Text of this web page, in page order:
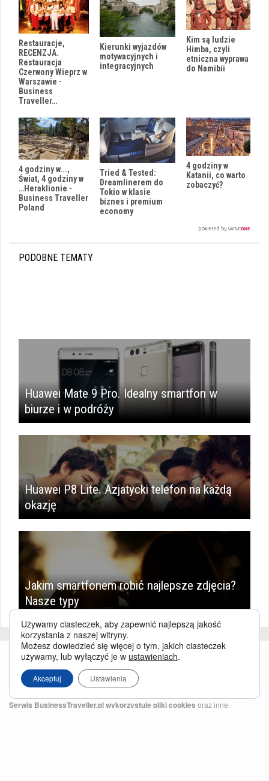
Restauracje,
RECENZJA.
Restauracja
Czerwony Wieprz w
Warszawie -
Business
Traveller…
Kierunki wyjazdów
motywacyjnych i
integracyjnych
Kim są ludzie
Himba, czyli
etniczna wyprawa
do Namibii
4 godziny w...,
Świat, 4 godziny w
…Heraklionie -
Business Traveller
Poland
Tried & Tested:
Dreamlinerem do
Tokio w klasie
biznes i premium
economy
4 godziny w
Katanii, co warto
zobaczyć?
PODOBNE TEMATY
Huawei Mate 9 Pro. Idealny smartfon w
biurze i w podróży
Huawei P8 Lite. Azjatycki telefon na każdą
okazję
Jakim smartfonem robić najlepsze zdjęcia?
Nasze typy
Serwis BusinessTraveller.pl wykorzystuje pliki cookies oraz inne
Używamy ciasteczek, aby zapewnić najlepszą jakość
korzystania z naszej witryny.
Możesz dowiedzieć się więcej o tym, jakich ciasteczek
używamy, lub wyłączyć je w ustawieniach.
Akceptuj Ustawienia